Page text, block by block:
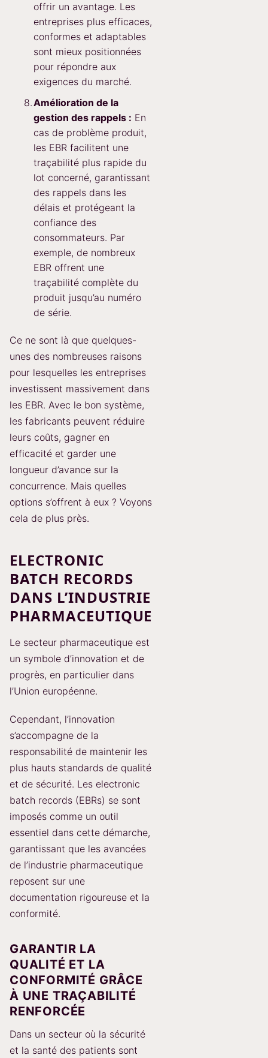
offrir un avantage. Les
entreprises plus efficaces,
conformes et adaptables
sont mieux positionnées
pour répondre aux
exigences du marché.
Amélioration de la
gestion des rappels : En
cas de problème produit,
les EBR facilitent une
traçabilité plus rapide du
lot concerné, garantissant
des rappels dans les
délais et protégeant la
confiance des
consommateurs. Par
exemple, de nombreux
EBR offrent une
traçabilité complète du
produit jusqu’au numéro
de série.
Ce ne sont là que quelques-
unes des nombreuses raisons
pour lesquelles les entreprises
investissent massivement dans
les EBR. Avec le bon système,
les fabricants peuvent réduire
leurs coûts, gagner en
efficacité et garder une
longueur d’avance sur la
concurrence. Mais quelles
options s’offrent à eux ? Voyons
cela de plus près.
ELECTRONIC
BATCH RECORDS
DANS L’INDUSTRIE
PHARMACEUTIQUE
Le secteur pharmaceutique est
un symbole d’innovation et de
progrès, en particulier dans
l’Union européenne.
Cependant, l’innovation
s’accompagne de la
responsabilité de maintenir les
plus hauts standards de qualité
et de sécurité. Les electronic
batch records (EBRs) se sont
imposés comme un outil
essentiel dans cette démarche,
garantissant que les avancées
de l’industrie pharmaceutique
reposent sur une
documentation rigoureuse et la
conformité.
GARANTIR LA
QUALITÉ ET LA
CONFORMITÉ GRÂCE
À UNE TRAÇABILITÉ
RENFORCÉE
Dans un secteur où la sécurité
et la santé des patients sont